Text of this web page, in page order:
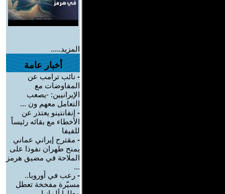
المزيد.....
أخبار عامة
- نائب ترامب عن
المفاوضات مع
الإيرانيين: -يصعب
التعامل معهم ون ...
- إنفانتينو يعتذر عن
الأخطاء مع بقائه رئيساً
للفيفا
- مقترح إيراني عماني
يمنح طهران نفوذا على
الملاحة في مضيق هرمز
...
- رعب في أوروبا..
مسيّرة مفخخة تعطل